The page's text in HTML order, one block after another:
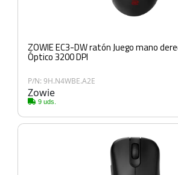
ZOWIE EC3-DW ratón Juego mano
Óptico 3200 DPI
P/N: 9H.N4WBE.A2E
Zowie
9 uds.